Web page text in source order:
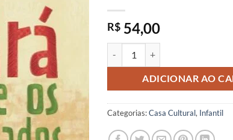
R$ 54,00
ADICIONAR AO
Categorias:Casa Cultural, Infantil